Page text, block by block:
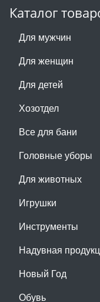
Каталог
Для мужчин
Для женщин
Для детей
Хозотдел
Все для бани
Головные уборы
Для животных
Игрушки
Инструменты
Надувная
Новый Год
Обувь